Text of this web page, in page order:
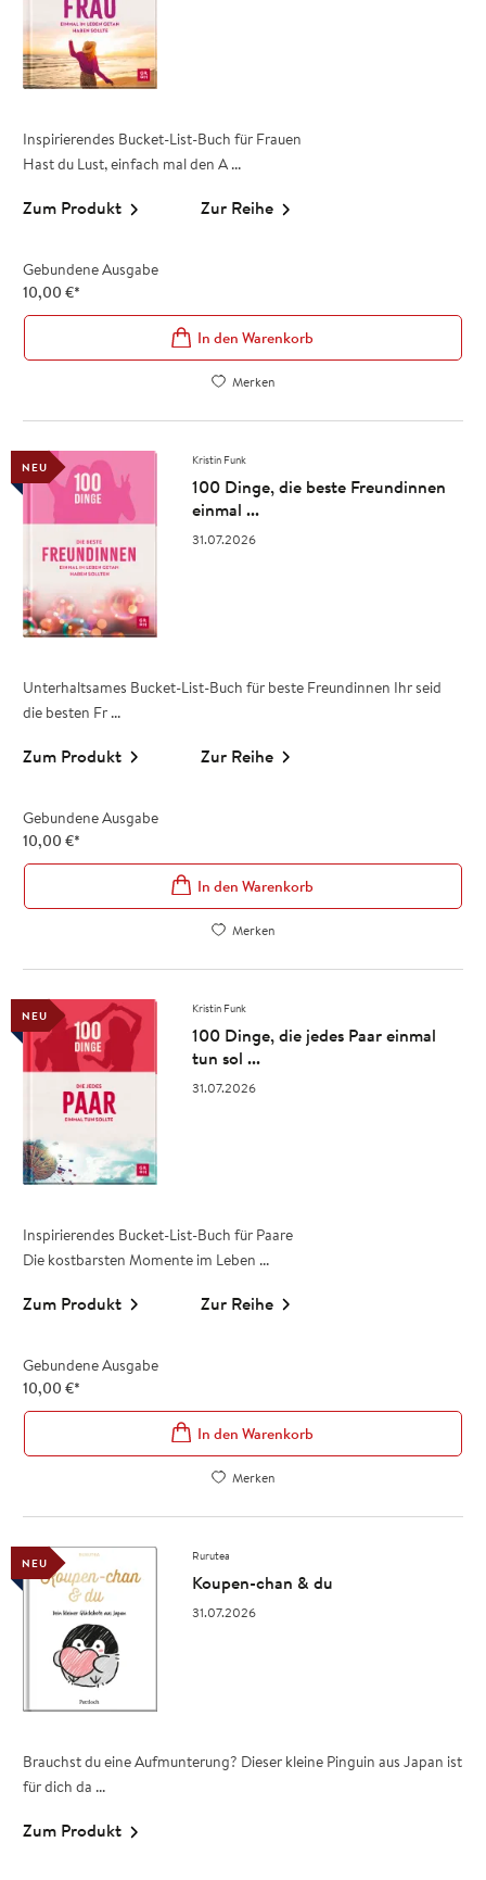
Inspirierendes Bucket-List-Buch für Frauen
Hast du Lust, einfach mal den A ...
Zum Produkt Zur Reihe
Gebundene Ausgabe
10,00 €*
In den Warenkorb
Merken
NEU Kristin Funk
100 Dinge, die beste Freundinnen
einmal ...
31.07.2026
Unterhaltsames Bucket-List-Buch für beste Freundinnen Ihr seid
die besten Fr ...
Zum Produkt Zur Reihe
Gebundene Ausgabe
10,00 €*
In den Warenkorb
Merken
NEU Kristin Funk
100 Dinge, die jedes Paar einmal
tun sol ...
31.07.2026
Inspirierendes Bucket-List-Buch für Paare
Die kostbarsten Momente im Leben ...
Zum Produkt Zur Reihe
Gebundene Ausgabe
10,00 €*
In den Warenkorb
Merken
NEU Rurutea
Koupen-chan & du
31.07.2026
Brauchst du eine Aufmunterung? Dieser kleine Pinguin aus Japan ist
für dich da ...
Zum Produkt